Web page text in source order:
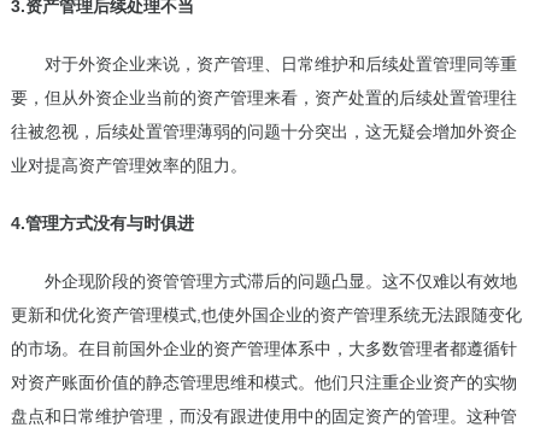
3.资产管理后续处理不当
对于外资企业来说，资产管理、日常维护和后续处置管理同等重
要，但从外资企业当前的资产管理来看，资产处置的后续处置管理往
往被忽视，后续处置管理薄弱的问题十分突出，这无疑会增加外资企
业对提高资产管理效率的阻力。
4.管理方式没有与时俱进
外企现阶段的资管管理方式滞后的问题凸显。这不仅难以有效地
更新和优化资产管理模式,也使外国企业的资产管理系统无法跟随变化
的市场。在目前国外企业的资产管理体系中，大多数管理者都遵循针
对资产账面价值的静态管理思维和模式。他们只注重企业资产的实物
盘点和日常维护管理，而没有跟进使用中的固定资产的管理。这种管